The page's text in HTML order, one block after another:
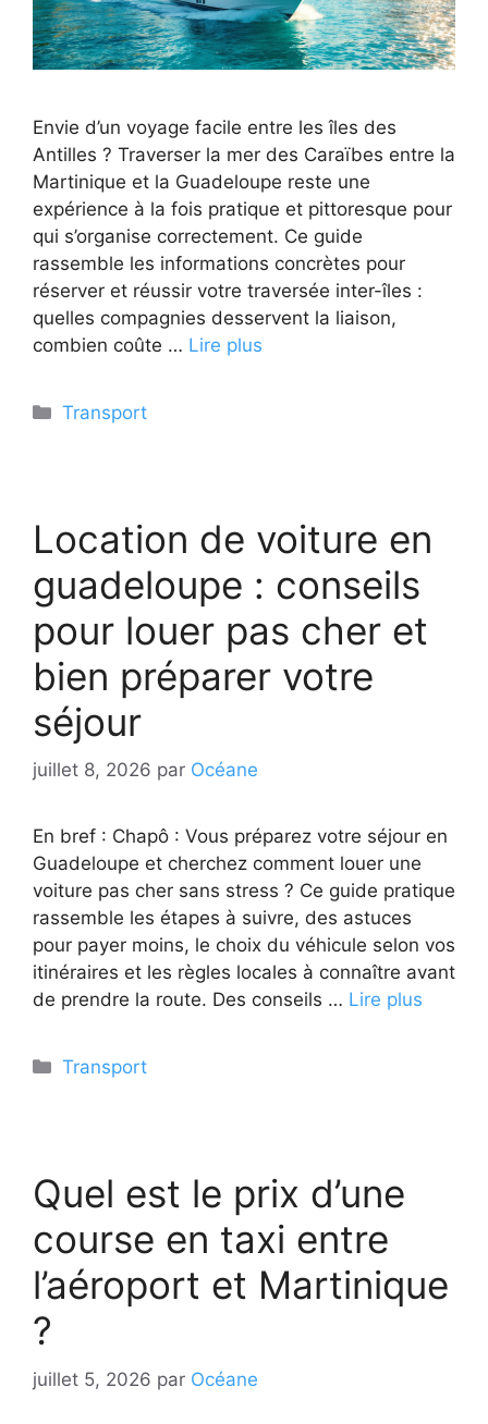
Envie d’un voyage facile entre les îles des
Antilles ? Traverser la mer des Caraïbes entre la
Martinique et la Guadeloupe reste une
expérience à la fois pratique et pittoresque pour
qui s’organise correctement. Ce guide
rassemble les informations concrètes pour
réserver et réussir votre traversée inter-îles :
quelles compagnies desservent la liaison,
combien coûte … Lire plus
Catégories
Transport
Location de voiture en
guadeloupe : conseils
pour louer pas cher et
bien préparer votre
séjour
juillet 8, 2026 par Océane
En bref : Chapô : Vous préparez votre séjour en
Guadeloupe et cherchez comment louer une
voiture pas cher sans stress ? Ce guide pratique
rassemble les étapes à suivre, des astuces
pour payer moins, le choix du véhicule selon vos
itinéraires et les règles locales à connaître avant
de prendre la route. Des conseils … Lire plus
Catégories
Transport
Quel est le prix d’une
course en taxi entre
l’aéroport et Martinique
?
juillet 5, 2026 par Océane